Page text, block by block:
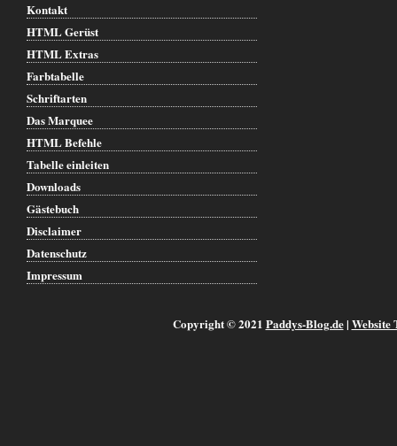
Kontakt
HTML Gerüst
HTML Extras
Farbtabelle
Schriftarten
Das Marquee
HTML Befehle
Tabelle einleiten
Downloads
Gästebuch
Disclaimer
Datenschutz
Impressum
Copyright © 2021 Paddys-Blog.de| Website